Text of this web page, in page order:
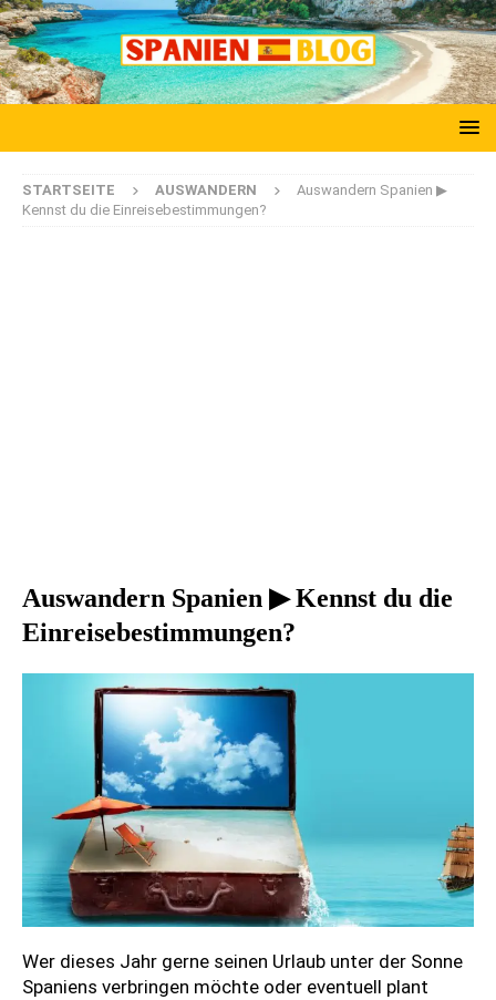
STARTSEITE AUSWANDERN
Auswandern Spanien ▶
Kennst du die Einreisebestimmungen?
Auswandern Spanien ▶ Kennst du die
Einreisebestimmungen?
Wer dieses Jahr gerne seinen Urlaub unter der Sonne
Spaniens verbringen möchte oder eventuell plant